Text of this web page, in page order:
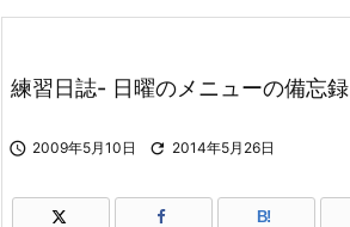
練習日誌- 日曜のメニューの備忘録
 2009年5月10日  2014年5月26日
B!